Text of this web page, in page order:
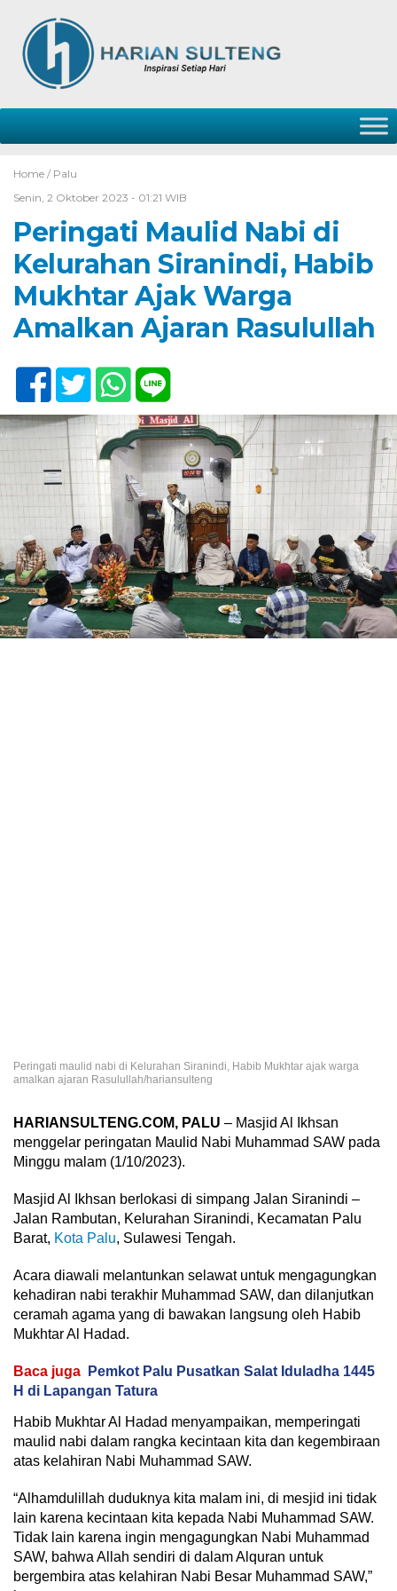
Home / Palu
Senin, 2 Oktober 2023 - 01:21 WIB
Peringati Maulid Nabi di
Kelurahan Siranindi, Habib
Mukhtar Ajak Warga
Amalkan Ajaran Rasulullah
Peringati maulid nabi di Kelurahan Siranindi, Habib Mukhtar ajak warga
amalkan ajaran Rasulullah/hariansulteng
HARIANSULTENG.COM, PALU – Masjid Al Ikhsan
menggelar peringatan Maulid Nabi Muhammad SAW pada
Minggu malam (1/10/2023).
Masjid Al Ikhsan berlokasi di simpang Jalan Siranindi –
Jalan Rambutan, Kelurahan Siranindi, Kecamatan Palu
Barat, Kota Palu, Sulawesi Tengah.
Acara diawali melantunkan selawat untuk mengagungkan
kehadiran nabi terakhir Muhammad SAW, dan dilanjutkan
ceramah agama yang di bawakan langsung oleh Habib
Mukhtar Al Hadad.
Baca juga
Pemkot Palu Pusatkan Salat Iduladha 1445
H di Lapangan Tatura
Habib Mukhtar Al Hadad menyampaikan, memperingati
maulid nabi dalam rangka kecintaan kita dan kegembiraan
atas kelahiran Nabi Muhammad SAW.
“Alhamdulillah duduknya kita malam ini, di mesjid ini tidak
lain karena kecintaan kita kepada Nabi Muhammad SAW.
Tidak lain karena ingin mengagungkan Nabi Muhammad
SAW, bahwa Allah sendiri di dalam Alquran untuk
bergembira atas kelahiran Nabi Besar Muhammad SAW,”